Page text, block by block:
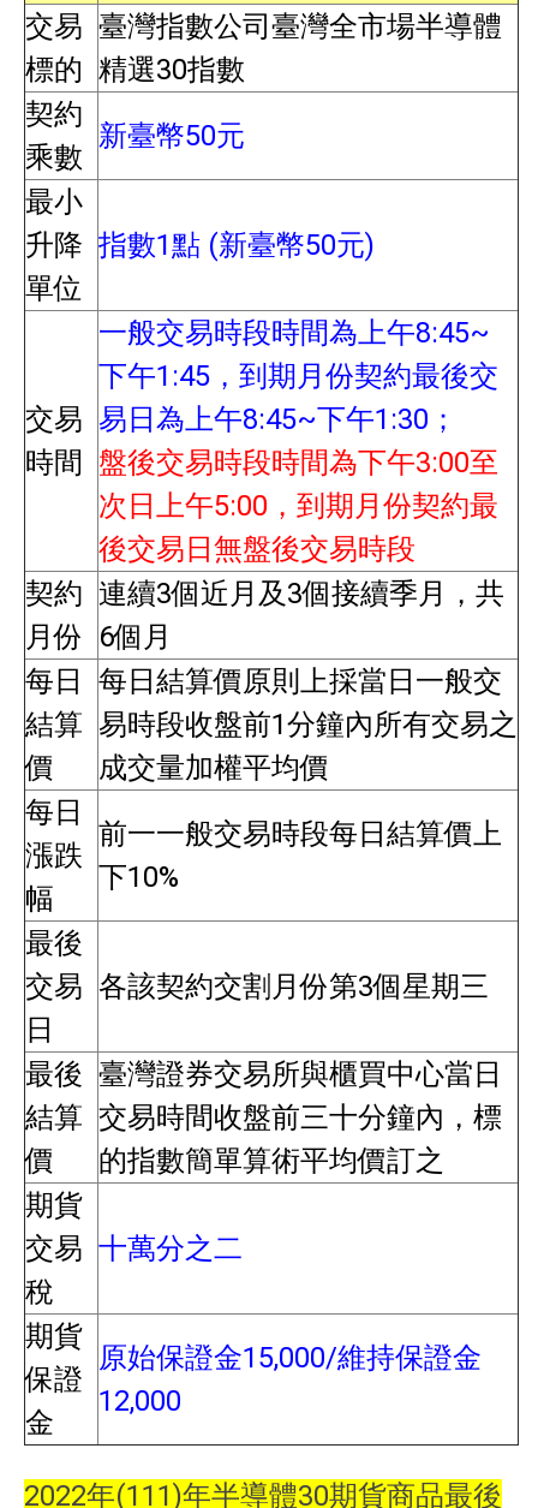
交易
標的
臺灣指數公司臺灣全市場半導體
精選30指數
契約
乘數
新臺幣50元
最小
升降
單位
指數1點 (新臺幣50元)
交易
時間
一般交易時段時間為上午8:45~
下午1:45，到期月份契約最後交
易日為上午8:45~下午1:30；
盤後交易時段時間為下午3:00至
次日上午5:00，到期月份契約最
後交易日無盤後交易時段
契約
月份
連續3個近月及3個接續季月，共
6個月
每日
結算
價
每日結算價原則上採當日一般交
易時段收盤前1分鐘內所有交易之
成交量加權平均價
每日
漲跌
幅
前一一般交易時段每日結算價上
下10%
最後
交易
日
各該契約交割月份第3個星期三
最後
結算
價
臺灣證券交易所與櫃買中心當日
交易時間收盤前三十分鐘內，標
的指數簡單算術平均價訂之
期貨
交易
稅
十萬分之二
期貨
保證
金
原始保證金15,000/維持保證金
12,000
2022年(111)年半導體30期貨商品最後